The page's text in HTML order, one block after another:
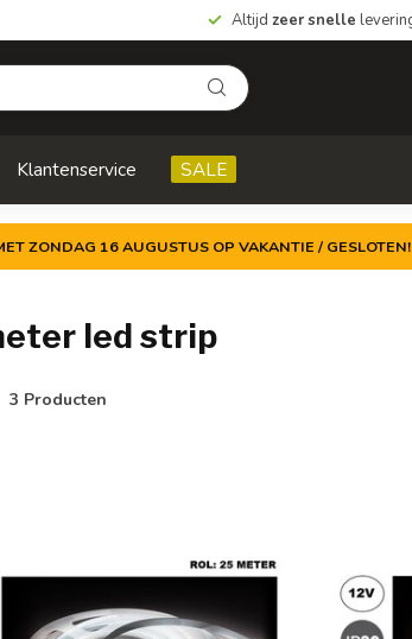
Altijd zeer snelle
Klantenservice SALE
ZONDAG 16 AUGUSTUS OP VAKANTIE /
led strip
3 Producten